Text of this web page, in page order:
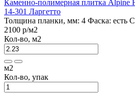
Каменно-полимерная плитка
14-301 Ларгетто
Толщина планки, мм: 4 Фаска: есть
2100 р/м2
Кол-во, м2
м2
Кол-во, упак